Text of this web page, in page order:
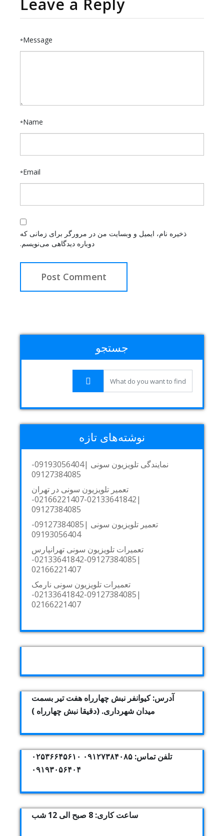
Leave a Reply
Message
*
Name
*
Email
*
ذخیره نام، ایمیل و وبسایت من در مرورگر برای زمانی که
دوباره دیدگاهی می‌نویسم.
جستجو
نوشته‌های تازه
نمایندگی تلویزیون سونی |09193056404-
09127384085
تعمیر تلویزیون سونی در تهران
|02133641842-02166221407-
09127384085
تعمیر تلویزیون سونی |09127384085-
09193056404
تعمیرات تلویزیون سونی تهرانپارس
|09127384085-02133641842-
02166221407
تعمیرات تلویزیون سونی نارمک
|09127384085-02133641842-
02166221407
آدرس: کیوانفر نبش چهارراه هفت تیر بسمت
میدان شهرداری. (دقیقا نبش چهارراه )
تلفن تماس: ۰۹۱۲۷۳۸۴۰۸۵ ۰۲۵۳۶۶۴۵۶۱۰
۰۹۱۹۳۰۵۶۴۰۴
ساعت کاری: 8 صبح الی 12 شب